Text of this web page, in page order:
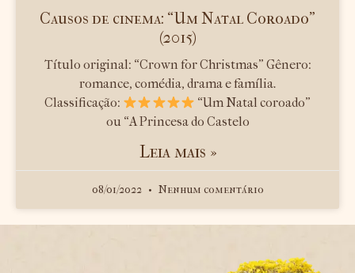
Causos de cinema: “Um Natal Coroado”
(2015)
Título original: “Crown for Christmas” Gênero:
romance, comédia, drama e família.
Classificação:
“Um Natal coroado”
ou “A Princesa do Castelo
Leia mais »
08/01/2022 Nenhum comentário